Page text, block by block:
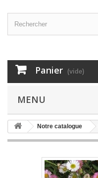
Panier (vide)
MENU
Notre catalogue